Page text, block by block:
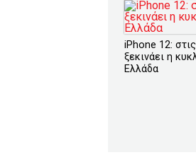
iPhone 12:
ξεκινάει η
Ελλάδα